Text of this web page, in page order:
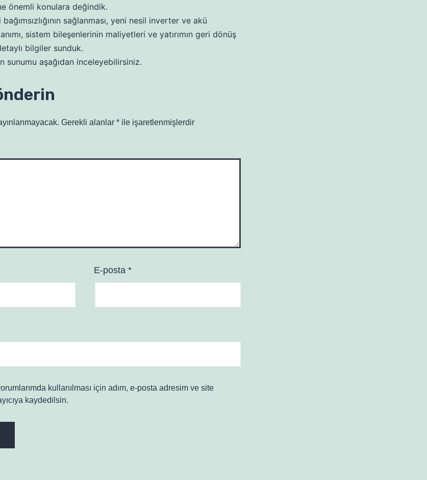
önemli konulara değindik.
sağlanması, yeni nesil inverter ve akü
sistem bileşenlerinin maliyetleri ve yatırımın geri dönüş
bilgiler sunduk.
sunumu aşağıdan inceleyebilirsiniz.
Gerekli alanlar * ile işaretlenmişlerdir
E-posta *
kullanılması için adım, e-posta adresim ve site
kaydedilsin.